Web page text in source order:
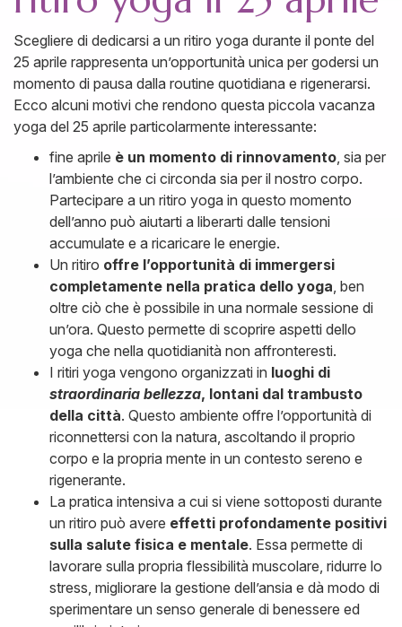
Scegliere di dedicarsi a un ritiro yoga durante il ponte del
25 aprile rappresenta un’opportunità unica per godersi un
momento di pausa dalla routine quotidiana e rigenerarsi.
Ecco alcuni motivi che rendono questa piccola vacanza
yoga del 25 aprile particolarmente interessante:
fine aprile è un momento di rinnovamento , sia per
l’ambiente che ci circonda sia per il nostro corpo.
Partecipare a un ritiro yoga in questo momento
dell’anno può aiutarti a liberarti dalle tensioni
accumulate e a ricaricare le energie.
Un ritiro offre l’opportunità di immergersi
completamente nella pratica dello yoga , ben
oltre ciò che è possibile in una normale sessione di
un’ora. Questo permette di scoprire aspetti dello
yoga che nella quotidianità non affronteresti.
I ritiri yoga vengono organizzati in luoghi di
straordinaria bellezza, lontani dal trambusto
della città. Questo ambiente offre l’opportunità di
riconnettersi con la natura, ascoltando il proprio
corpo e la propria mente in un contesto sereno e
rigenerante.
La pratica intensiva a cui si viene sottoposti durante
un ritiro può avere effetti profondamente positivi
sulla salute fisica e mentale. Essa permette di
lavorare sulla propria flessibilità muscolare, ridurre lo
stress, migliorare la gestione dell’ansia e dà modo di
sperimentare un senso generale di benessere ed